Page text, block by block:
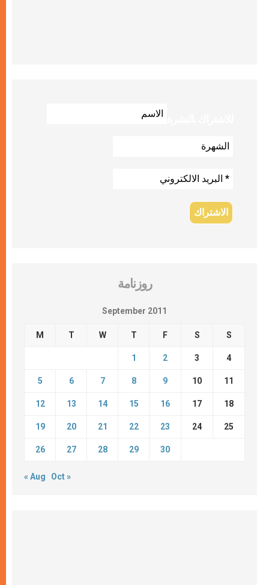
روزنامة
September 2011
M T W T F S S
1 2 3 4
5 6 7 8 9 10 11
12 13 14 15 16 17 18
19 20 21 22 23 24 25
26 27 28 29 30
« Aug Oct »